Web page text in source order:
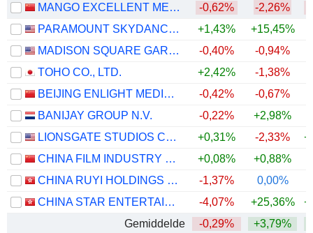
MANGO EXCELLENT MEDIA CO., LTD. -0,62% -2,26%
PARAMOUNT SKYDANCE CORPORATION
+1,43% +15,45%
MADISON SQUARE GARDEN SPORTS CORP.
-0,40% -0,94%
TOHO CO., LTD.
+2,42% -1,38%
BEIJING ENLIGHT MEDIA CO., LTD
-0,42% -0,67%
BANIJAY GROUP N.V.
-0,22% +2,98%
LIONSGATE STUDIOS CORP.
+0,31% -2,33%
CHINA FILM INDUSTRY GROUP CO., LTD.
+0,08% +0,88%
CHINA RUYI HOLDINGS LIMITED
-1,37% 0,00%
CHINA STAR ENTERTAINMENT LIMITED
-4,07% +25,36%
Gemiddelde
-0,29% +3,79%